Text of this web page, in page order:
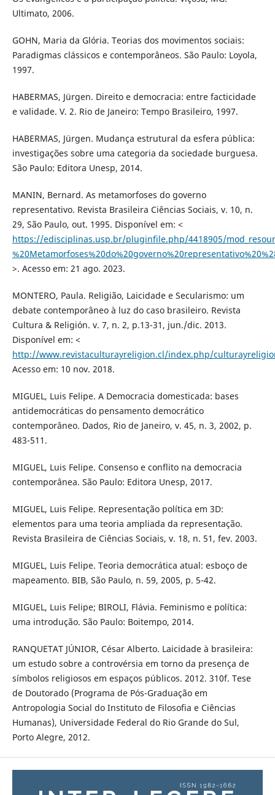
Ultimato, 2006.
GOHN, Maria da Glória. Teorias dos movimentos sociais:
Paradigmas clássicos e contemporâneos. São Paulo: Loyola,
1997.
HABERMAS, Jürgen. Direito e democracia: entre facticidade
e validade. V. 2. Rio de Janeiro: Tempo Brasileiro, 1997.
HABERMAS, Jürgen. Mudança estrutural da esfera pública:
investigações sobre uma categoria da sociedade burguesa.
São Paulo: Editora Unesp, 2014.
MANIN, Bernard. As metamorfoses do governo
representativo. Revista Brasileira Ciências Sociais, v. 10, n.
29, São Paulo, out. 1995. Disponível em: <
https://edisciplinas.usp.br/pluginfile.php/4418905/
>. Acesso em: 21 ago. 2023.
MONTERO, Paula. Religião, Laicidade e Secularismo: um
debate contemporâneo à luz do caso brasileiro. Revista
Cultura & Religión. v. 7, n. 2, p.13-31, jun./dic. 2013.
Disponível em: <
http://www.revistaculturayreligion.cl/index.php/
Acesso em: 10 nov. 2018.
MIGUEL, Luis Felipe. A Democracia domesticada: bases
antidemocráticas do pensamento democrático
contemporâneo. Dados, Rio de Janeiro, v. 45, n. 3, 2002, p.
483-511.
MIGUEL, Luis Felipe. Consenso e conflito na democracia
contemporânea. São Paulo: Editora Unesp, 2017.
MIGUEL, Luis Felipe. Representação política em 3D:
elementos para uma teoria ampliada da representação.
Revista Brasileira de Ciências Sociais, v. 18, n. 51, fev. 2003.
MIGUEL, Luis Felipe. Teoria democrática atual: esboço de
mapeamento. BIB, São Paulo, n. 59, 2005, p. 5-42.
MIGUEL, Luis Felipe; BIROLI, Flávia. Feminismo e política:
uma introdução. São Paulo: Boitempo, 2014.
RANQUETAT JÚNIOR, César Alberto. Laicidade à brasileira:
um estudo sobre a controvérsia em torno da presença de
símbolos religiosos em espaços públicos. 2012. 310f. Tese
de Doutorado (Programa de Pós-Graduação em
Antropologia Social do Instituto de Filosofia e Ciências
Humanas), Universidade Federal do Rio Grande do Sul,
Porto Alegre, 2012.